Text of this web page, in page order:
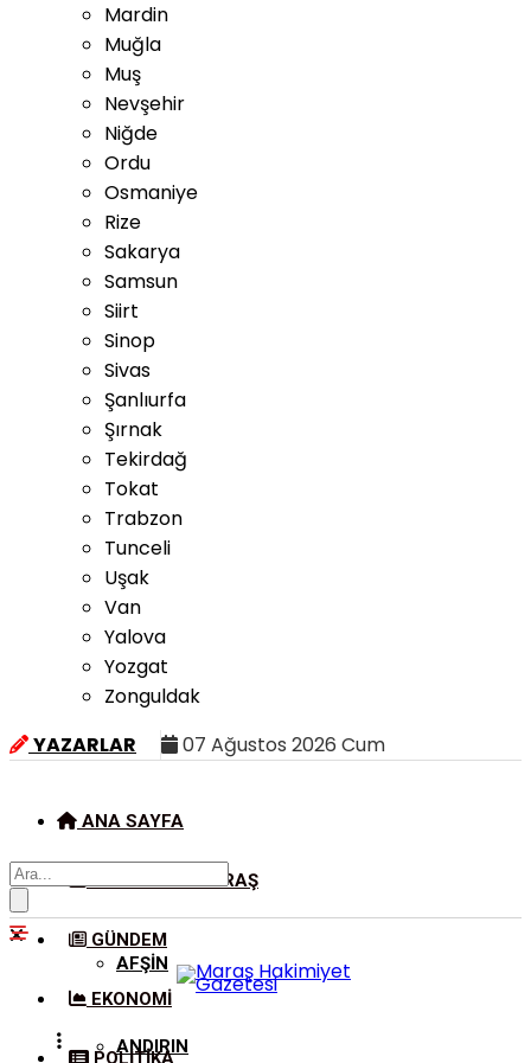
Mardin
Muğla
Muş
Nevşehir
Niğde
Ordu
Osmaniye
Rize
Sakarya
Samsun
Siirt
Sinop
Sivas
Şanlıurfa
Şırnak
Tekirdağ
Tokat
Trabzon
Tunceli
Uşak
Van
Yalova
Yozgat
Zonguldak
YAZARLAR
07 Ağustos 2026 Cum
ANA SAYFA
KAHRAMANMARAŞ
AFŞIN
ANDIRIN
GÜNDEM
EKONOMI
POLITIKA